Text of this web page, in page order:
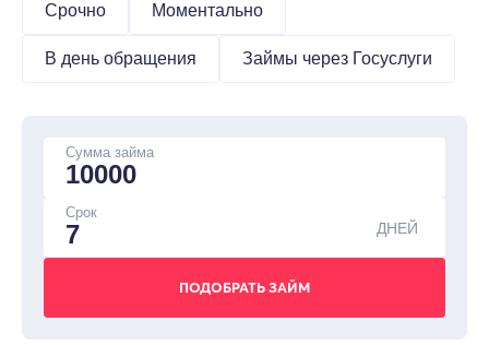
Срочно Моментально
В день обращения Займы через Госуслуги
Сумма займа
Срок
ДНЕЙ